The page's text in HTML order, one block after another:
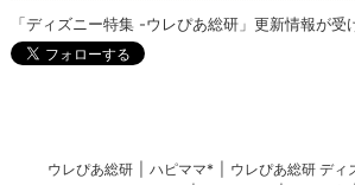
「ディズニー特集 -ウレぴあ総研」更新情報が受
ウレぴあ総研 ハピママ* ウレぴあ総研 ディ